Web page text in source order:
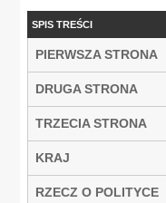
SPIS TREŚCI
PIERWSZA STRONA
DRUGA STRONA
TRZECIA STRONA
KRAJ
RZECZ O POLITYCE